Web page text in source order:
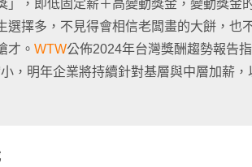
」，即低固定薪＋高變動獎金，變動獎金
選擇多，不見得會相信老闆畫的大餅，也
才。 WTW公佈2024年台灣獎酬趨勢報告
，明年企業將持續針對基層與中層加薪，